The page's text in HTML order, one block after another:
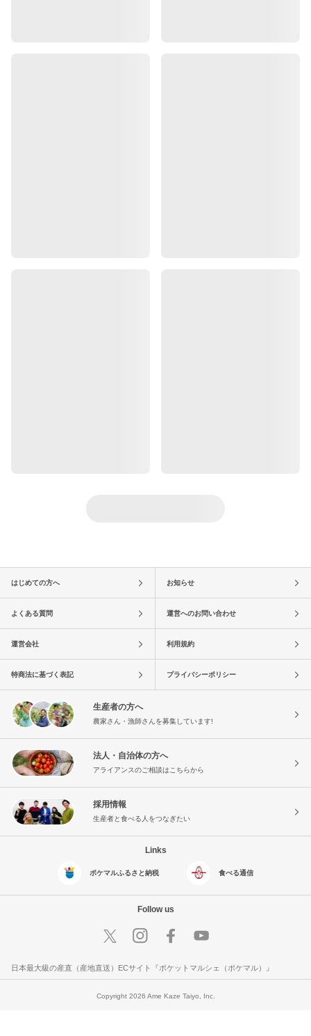
はじめての方へ お知らせ
よくある質問 運営へのお問い合わせ
運営会社 利用規約
特商法に基づく表記 プライバシーポリシー
生産者の方へ
農家さん・漁師さんを募集しています!
法人・自治体の方へ
アライアンスのご相談はこちらから
採用情報
生産者と食べる人をつなぎたい
Links
ポケマルふるさと納税 食べる通信
Follow us
日本最大級の産直（産地直送）ECサイト『ポケットマルシェ（ポケマル）』
Copyright 2026 Ame Kaze Taiyo, Inc.